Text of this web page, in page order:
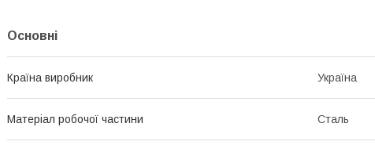
Основні
Країна виробник Україна
Матеріал робочої частини Сталь